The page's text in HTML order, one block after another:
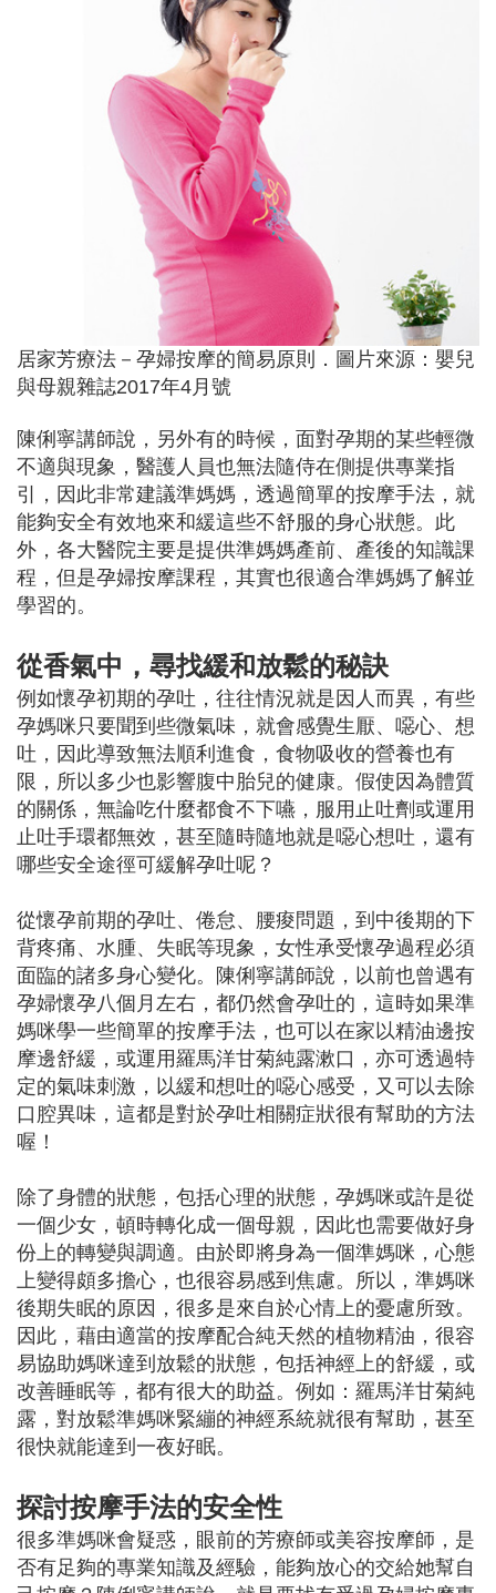
居家芳療法－孕婦按摩的簡易原則．圖片來源：嬰兒
與母親雜誌2017年4月號
陳俐寧講師說，另外有的時候，面對孕期的某些輕微
不適與現象，醫護人員也無法隨侍在側提供專業指
引，因此非常建議準媽媽，透過簡單的按摩手法，就
能夠安全有效地來和緩這些不舒服的身心狀態。此
外，各大醫院主要是提供準媽媽產前、產後的知識課
程，但是孕婦按摩課程，其實也很適合準媽媽了解並
學習的。
從香氣中，尋找緩和放鬆的秘訣
例如懷孕初期的孕吐，往往情況就是因人而異，有些
孕媽咪只要聞到些微氣味，就會感覺生厭、噁心、想
吐，因此導致無法順利進食，食物吸收的營養也有
限，所以多少也影響腹中胎兒的健康。假使因為體質
的關係，無論吃什麼都食不下嚥，服用止吐劑或運用
止吐手環都無效，甚至隨時隨地就是噁心想吐，還有
哪些安全途徑可緩解孕吐呢？
從懷孕前期的孕吐、倦怠、腰痠問題，到中後期的下
背疼痛、水腫、失眠等現象，女性承受懷孕過程必須
面臨的諸多身心變化。陳俐寧講師說，以前也曾遇有
孕婦懷孕八個月左右，都仍然會孕吐的，這時如果準
媽咪學一些簡單的按摩手法，也可以在家以精油邊按
摩邊舒緩，或運用羅馬洋甘菊純露漱口，亦可透過特
定的氣味刺激，以緩和想吐的噁心感受，又可以去除
口腔異味，這都是對於孕吐相關症狀很有幫助的方法
喔！
除了身體的狀態，包括心理的狀態，孕媽咪或許是從
一個少女，頓時轉化成一個母親，因此也需要做好身
份上的轉變與調適。由於即將身為一個準媽咪，心態
上變得頗多擔心，也很容易感到焦慮。所以，準媽咪
後期失眠的原因，很多是來自於心情上的憂慮所致。
因此，藉由適當的按摩配合純天然的植物精油，很容
易協助媽咪達到放鬆的狀態，包括神經上的舒緩，或
改善睡眠等，都有很大的助益。例如：羅馬洋甘菊純
露，對放鬆準媽咪緊繃的神經系統就很有幫助，甚至
很快就能達到一夜好眠。
探討按摩手法的安全性
很多準媽咪會疑惑，眼前的芳療師或美容按摩師，是
否有足夠的專業知識及經驗，能夠放心的交給她幫自